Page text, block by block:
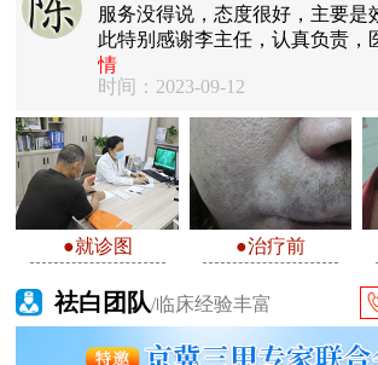
服务没得说，态度很好，主要是
此特别感谢李主任，认真负责
情
时间：2023-09-12
●就诊图 ●治疗前
祛白团队/临床经验丰富